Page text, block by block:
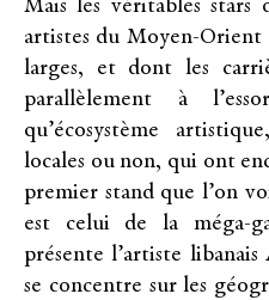
Mais les véritables stars
artistes du Moyen-Orient
larges, et dont les
parallèlement à
qu’écosystème
locales ou non, qui ont
premier stand que l’on
est celui de la méga-
présente l’artiste
se concentre sur les